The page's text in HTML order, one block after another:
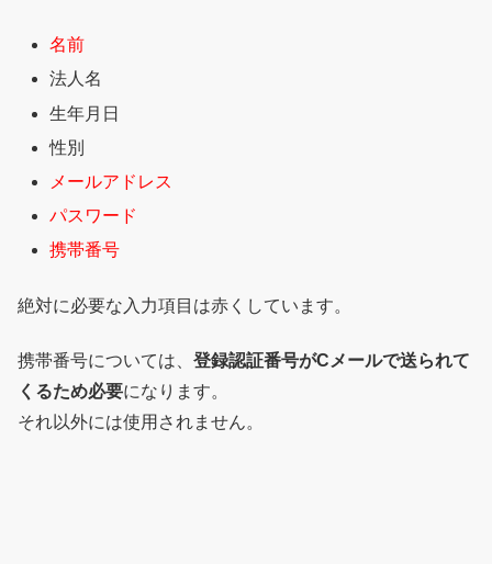
名前
法人名
生年月日
性別
メールアドレス
パスワード
携帯番号
絶対に必要な入力項目は赤くしています。
携帯番号については、 登録認証番号がCメールで送られて
くるため必要になります。
それ以外には使用されません。